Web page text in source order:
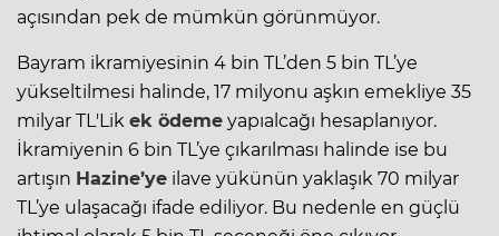
açısından pek de mümkün görünmüyor.
Bayram ikramiyesinin 4 bin TL’den 5 bin TL’ye
yükseltilmesi halinde, 17 milyonu aşkın emekliye 35
milyar TL'Lik ek ödeme yapıalcağı hesaplanıyor.
İkramiyenin 6 bin TL’ye çıkarılması halinde ise bu
artışın Hazine’ye ilave yükünün yaklaşık 70 milyar
TL’ye ulaşacağı ifade ediliyor. Bu nedenle en güçlü